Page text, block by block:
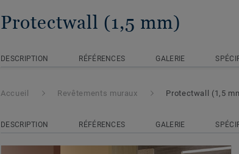
Protectwall (1,5 mm)
DESCRIPTION RÉFÉRENCES GALERIE
Accueil Revêtements muraux Protectwall (1,5
DESCRIPTION RÉFÉRENCES GALERIE